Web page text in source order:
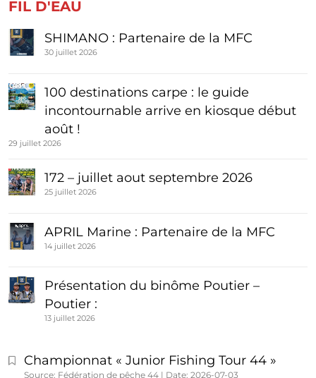
FIL D'EAU
SHIMANO : Partenaire de la MFC
30 juillet 2026
100 destinations carpe : le guide
incontournable arrive en kiosque début
août !
29 juillet 2026
172 – juillet aout septembre 2026
25 juillet 2026
APRIL Marine : Partenaire de la MFC
14 juillet 2026
Présentation du binôme Poutier –
Poutier :
13 juillet 2026
Championnat « Junior Fishing Tour 44 »
Source: Fédération de pêche 44 Date: 2026-07-03